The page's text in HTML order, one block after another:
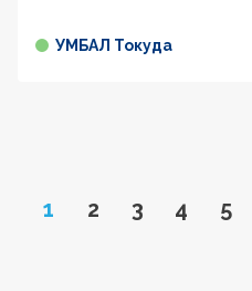
УМБАЛ Токуда
Page
1 Go to page
2 Go to page
3 Go to
4 5